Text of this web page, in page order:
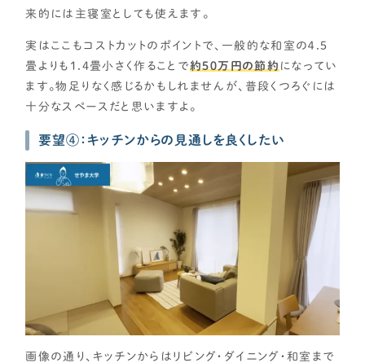
来的には主寝室としても使えます。
実はここもコストカットのポイントで、一般的な和室の４.５
畳よりも1.4畳小さく作ることで約５０万円の節約 になってい
ます。物足りなく感じるかもしれませんが、普段くつろぐには
十分なスペースだと思いますよ。
要望④：キッチンからの見通しを良くしたい
画像の通り、キッチンからはリビング・ダイニング・和室まで